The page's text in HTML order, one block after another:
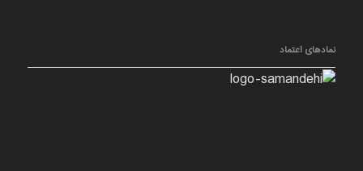
نمادهای اعتماد